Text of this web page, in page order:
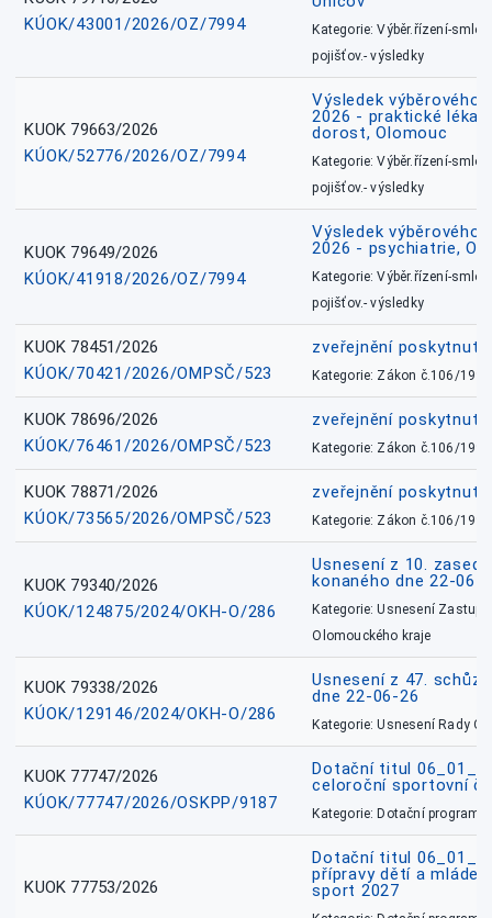
KÚOK/43001/2026/OZ/7994
Kategorie: Výběr.řízení-
pojišťov.- výsledky
KUOK 79663/2026
KÚOK/52776/2026/OZ/7994
Výsledek výběrového
2026 - praktické
dorost, Olomouc
Kategorie: Výběr.řízení-
pojišťov.- výsledky
KUOK 79649/2026
KÚOK/41918/2026/OZ/7994
Výsledek výběrového
2026 - psychiatrie,
Kategorie: Výběr.řízení-
pojišťov.- výsledky
KUOK 78451/2026
KÚOK/70421/2026/OMPSČ/523
zveřejnění
Kategorie: Zákon č.106/1999
KUOK 78696/2026
KÚOK/76461/2026/OMPSČ/523
zveřejnění
Kategorie: Zákon č.106/1999
KUOK 78871/2026
KÚOK/73565/2026/OMPSČ/523
zveřejnění
Kategorie: Zákon č.106/1999
KUOK 79340/2026
KÚOK/124875/2024/OKH-O/286
Usnesení z 10.
konaného dne 22-06-
Kategorie: Usnesení
Olomouckého kraje
KUOK 79338/2026
KÚOK/129146/2024/OKH-O/286
Usnesení z 47.
dne 22-06-26
Kategorie: Usnesení Rady
KUOK 77747/2026
KÚOK/77747/2026/OSKPP/9187
Dotační titul
celoroční sportovní
Kategorie: Dotační
KUOK 77753/2026
Dotační titul
přípravy dětí a
sport 2027